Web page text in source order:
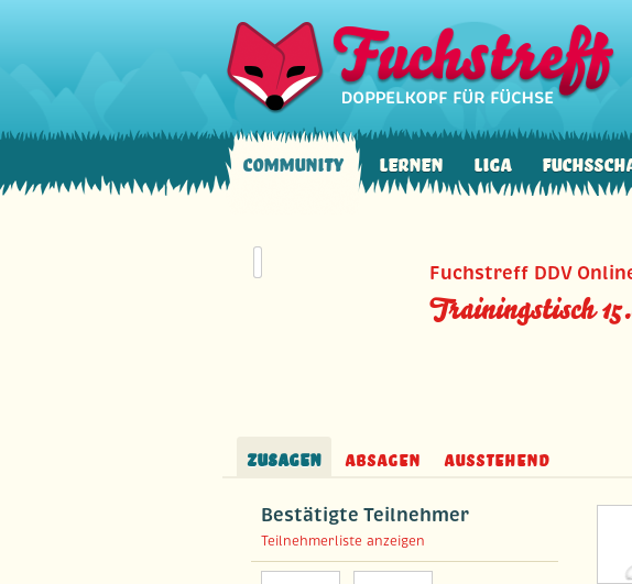
Community Lernen Liga
Fuchstreff DDV
Trainingstisch
Zusagen Absagen Ausstehend
Bestätigte Teilnehmer
Teilnehmerliste anzeigen